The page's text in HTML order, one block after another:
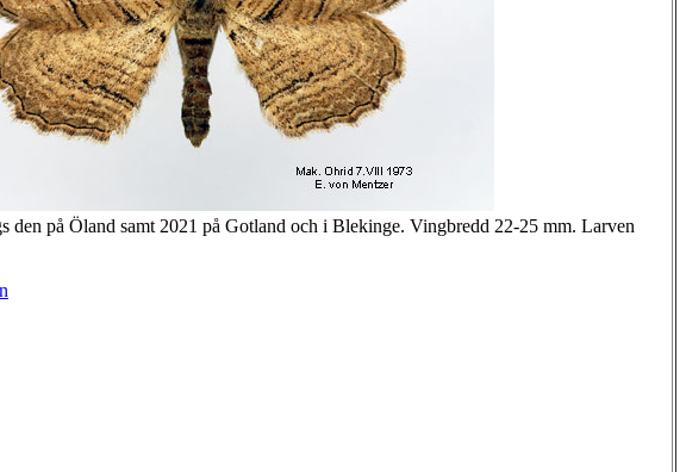
den på Öland samt 2021 på Gotland och i Blekinge. Vingbredd 22-25 mm. Larven